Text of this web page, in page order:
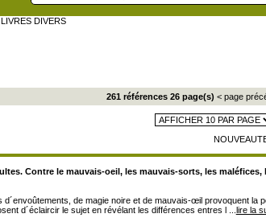
DIVERS
261 références 26 page(s) < page
Contre le mauvais-oeil, les mauvais-sorts, les
de magie noire et de mauvais-œil provoquent la
d´éclaircir le sujet en révélant les différences entres l ... lire la